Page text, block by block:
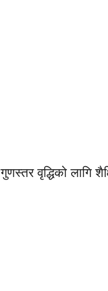
गुणस्तर वृद्धिको लागि